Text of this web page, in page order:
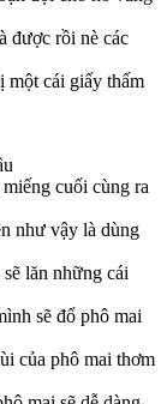
được rồi nè các
một cái giấy thấm
cuối cùng ra
như vậy là dùng
lăn những cái
sẽ đổ phô mai
của phô mai thơm